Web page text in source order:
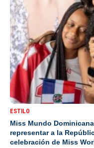
ESTILO
Miss Mundo
representar a la
celebración de Miss